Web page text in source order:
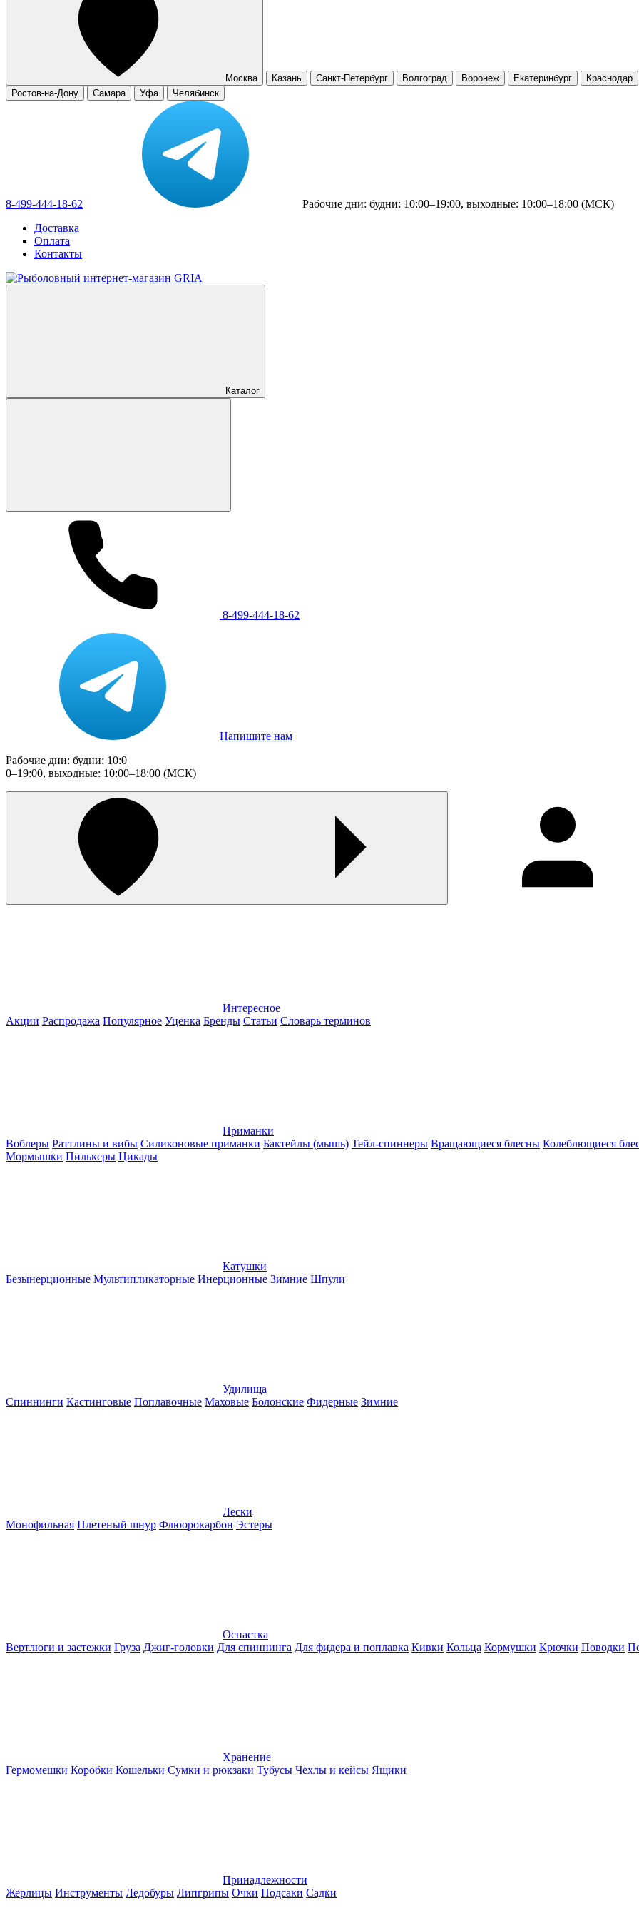
Москва Казань Санкт-Петербург Волгоград Воронеж Екатеринбург Краснодар
Ростов-на-Дону
Самара Уфа Челябинск
8-499-444-18-62
Рабочие дни: будни: 10:00–19:00, выходные: 10:00–18:00 (МСК)
Доставка
Оплата
Контакты
Каталог
8-499-444-18-62
Напишите нам
Рабочие дни: будни: 10:0
0–19:00, выходные: 10:00–18:00 (МСК)
Интересное
Акции Распродажа Популярное Уценка Бренды Статьи Словарь терминов
Приманки
Воблеры Раттлины и вибы Силиконовые приманки Бактейлы (мышь) Тейл-спиннеры Вращающиеся блесны Колеблющиеся
Мормышки Пилькеры Цикады
Катушки
Безынерционные Мультипликаторные Инерционные Зимние Шпули
Удилища
Спиннинги Кастинговые Поплавочные Маховые Болонские Фидерные Зимние
Лески
Монофильная Плетеный шнур Флюорокарбон Эстеры
Оснастка
Вертлюги и застежки Груза Джиг-головки Для спиннинга Для фидера и поплавка Кивки Кольца Кормушки Крючки Поводки
Хранение
Гермомешки Коробки Кошельки Сумки и рюкзаки Тубусы Чехлы и кейсы Ящики
Принадлежности
Жерлицы Инструменты Ледобуры Липгрипы Очки Подсаки Садки